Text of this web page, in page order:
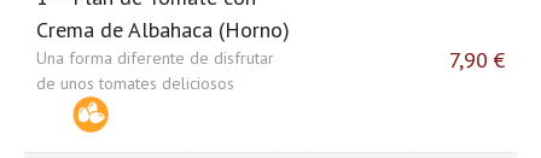
Crema de Albahaca (Horno)
Una forma diferente de disfrutar
de unos tomates deliciosos
7,90 €